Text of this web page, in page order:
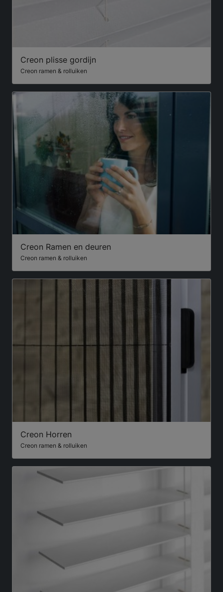
Creon plisse gordijn
Creon ramen & rolluiken
Creon Ramen en deuren
Creon ramen & rolluiken
Creon Horren
Creon ramen & rolluiken